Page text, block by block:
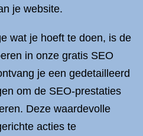
je website.
wat je hoeft te doen, is de
in onze gratis SEO
je een gedetailleerd
om de SEO-prestaties
Deze waardevolle
acties te